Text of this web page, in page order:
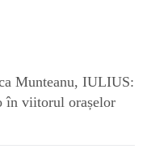
Munteanu, IULIUS:
în viitorul orașelor